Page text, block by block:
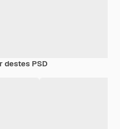
destes PSD